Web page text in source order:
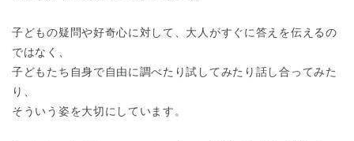
子どもの疑問や好奇心に対して、大人がすぐに答えを伝えるの
ではなく、
子どもたち自身で自由に調べたり試してみたり話し合ってみた
り、
そういう姿を大切にしています。